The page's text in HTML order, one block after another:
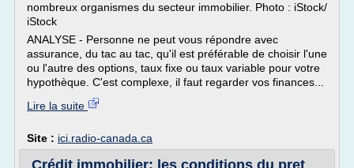
nombreux organismes du secteur immobilier. Photo : iStock/
iStock
ANALYSE - Personne ne peut vous répondre avec
assurance, du tac au tac, qu'il est préférable de choisir l'une
ou l'autre des options, taux fixe ou taux variable pour votre
hypothèque. C'est complexe, il faut regarder vos finances...
Lire la suite
Site : ici.radio-canada.ca
Crédit immobilier: les conditions du pret